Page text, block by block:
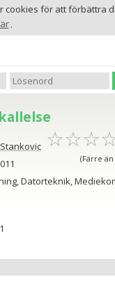
cookies för att förbättra
.
☆☆☆
★★★
(Färre
Datorteknik,